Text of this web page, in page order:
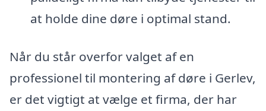
at holde dine døre i optimal stand.
Når du står overfor valget af en
professionel til montering af døre i Gerlev,
er det vigtigt at vælge et firma, der har